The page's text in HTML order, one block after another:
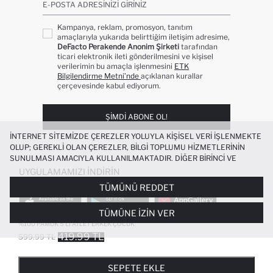
%100 PAMUK 5'LI ATLET ERKEK ÇOCUK
599.99 TL 419.99 TL
SEPETE EKLE
E-POSTA ADRESINIZI GIRINIZ
Kampanya, reklam, promosyon, tanıtım
amaçlarıyla yukarıda belirttiğim iletişim adresime,
DeFacto Perakende Anonim Şirketi tarafından
ticari elektronik ileti gönderilmesini ve kişisel
verilerimin bu amaçla işlenmesini ETK
Bilgilendirme Metni’nde açıklanan kurallar
çerçevesinde kabul ediyorum.
ŞIMDI ABONE OL!
UYGULAMAMIZI İNDIRIN
POPÜLER KATEGORILER
KADIN BEYAZ TIŞÖRT
İNTERNET SITEMIZDE ÇEREZLER YOLUYLA KIŞISEL VERI IŞLENMEKTE
OLUP; GEREKLI OLAN ÇEREZLER, BILGI TOPLUMU HIZMETLERININ
SUNULMASI AMACIYLA KULLANILMAKTADIR. DIĞER BIRINCI VE
ÜÇÜNCÜ TARAF ÇEREZLER ISE SIZE DAHA IYI BIR ALIŞVERIŞ
DENEYIMI SUNULABILMESI, SITEMIZIN DAHA IŞLEVSEL KILINMASI VE
KIŞISELLEŞTIRMESI VE AÇIK RIZA VERMENIZ HALINDE, SIZLERE
YÖNELIK PAZARLAMA FAALIYETLERININ YAPILMASI AMAÇLARIYLA
SINIRLI OLARAK KULLANILACAKTIR. ÇEREZLERE DAIR TERCIHLERINIZI
ÇEREZ TERCIHLERIPANELI ARACILIĞIYLA HER ZAMAN YÖNETEBILIR,
ÇEREZLERLE ILGILI DAHA DETAYLI BILGIYE
TÜMÜNÜ REDDET
TÜMÜNE İZIN VER